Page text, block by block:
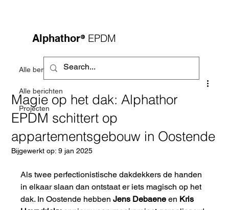
Alphathor® EPDM
Alle berichten
Projecten
Alle berichten
Magie op het dak: Alphathor
EPDM schittert op
appartementsgebouw in Oostende
Bijgewerkt op:9 jan 2025
Als twee perfectionistische dakdekkers de handen
in elkaar slaan dan ontstaat er iets magisch op het
dak. In Oostende hebben Jens Debaene en Kris